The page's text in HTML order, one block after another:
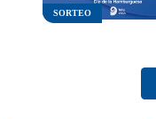
SORTEO